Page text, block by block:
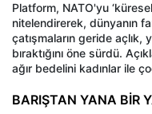
Platform, NATO'yu
nitelendirerek, dünyanın
çatışmaların geride açlık,
bıraktığını öne sürdü.
ağır bedelini kadınlar ile
BARIŞTAN YANA BİR